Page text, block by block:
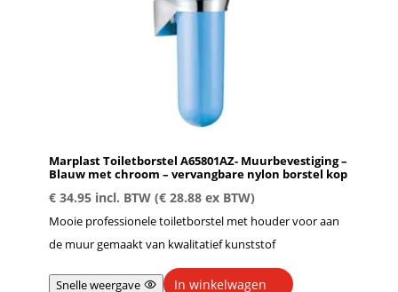
Marplast Toiletborstel A65801AZ- Muurbevestiging –
Blauw met chroom – vervangbare nylon borstel kop
€34.95 incl. BTW (€28.88ex BTW)
Mooie professionele toiletborstel met houder voor aan
de muur gemaakt van kwalitatief kunststof
Snelle weergave In winkelwagen